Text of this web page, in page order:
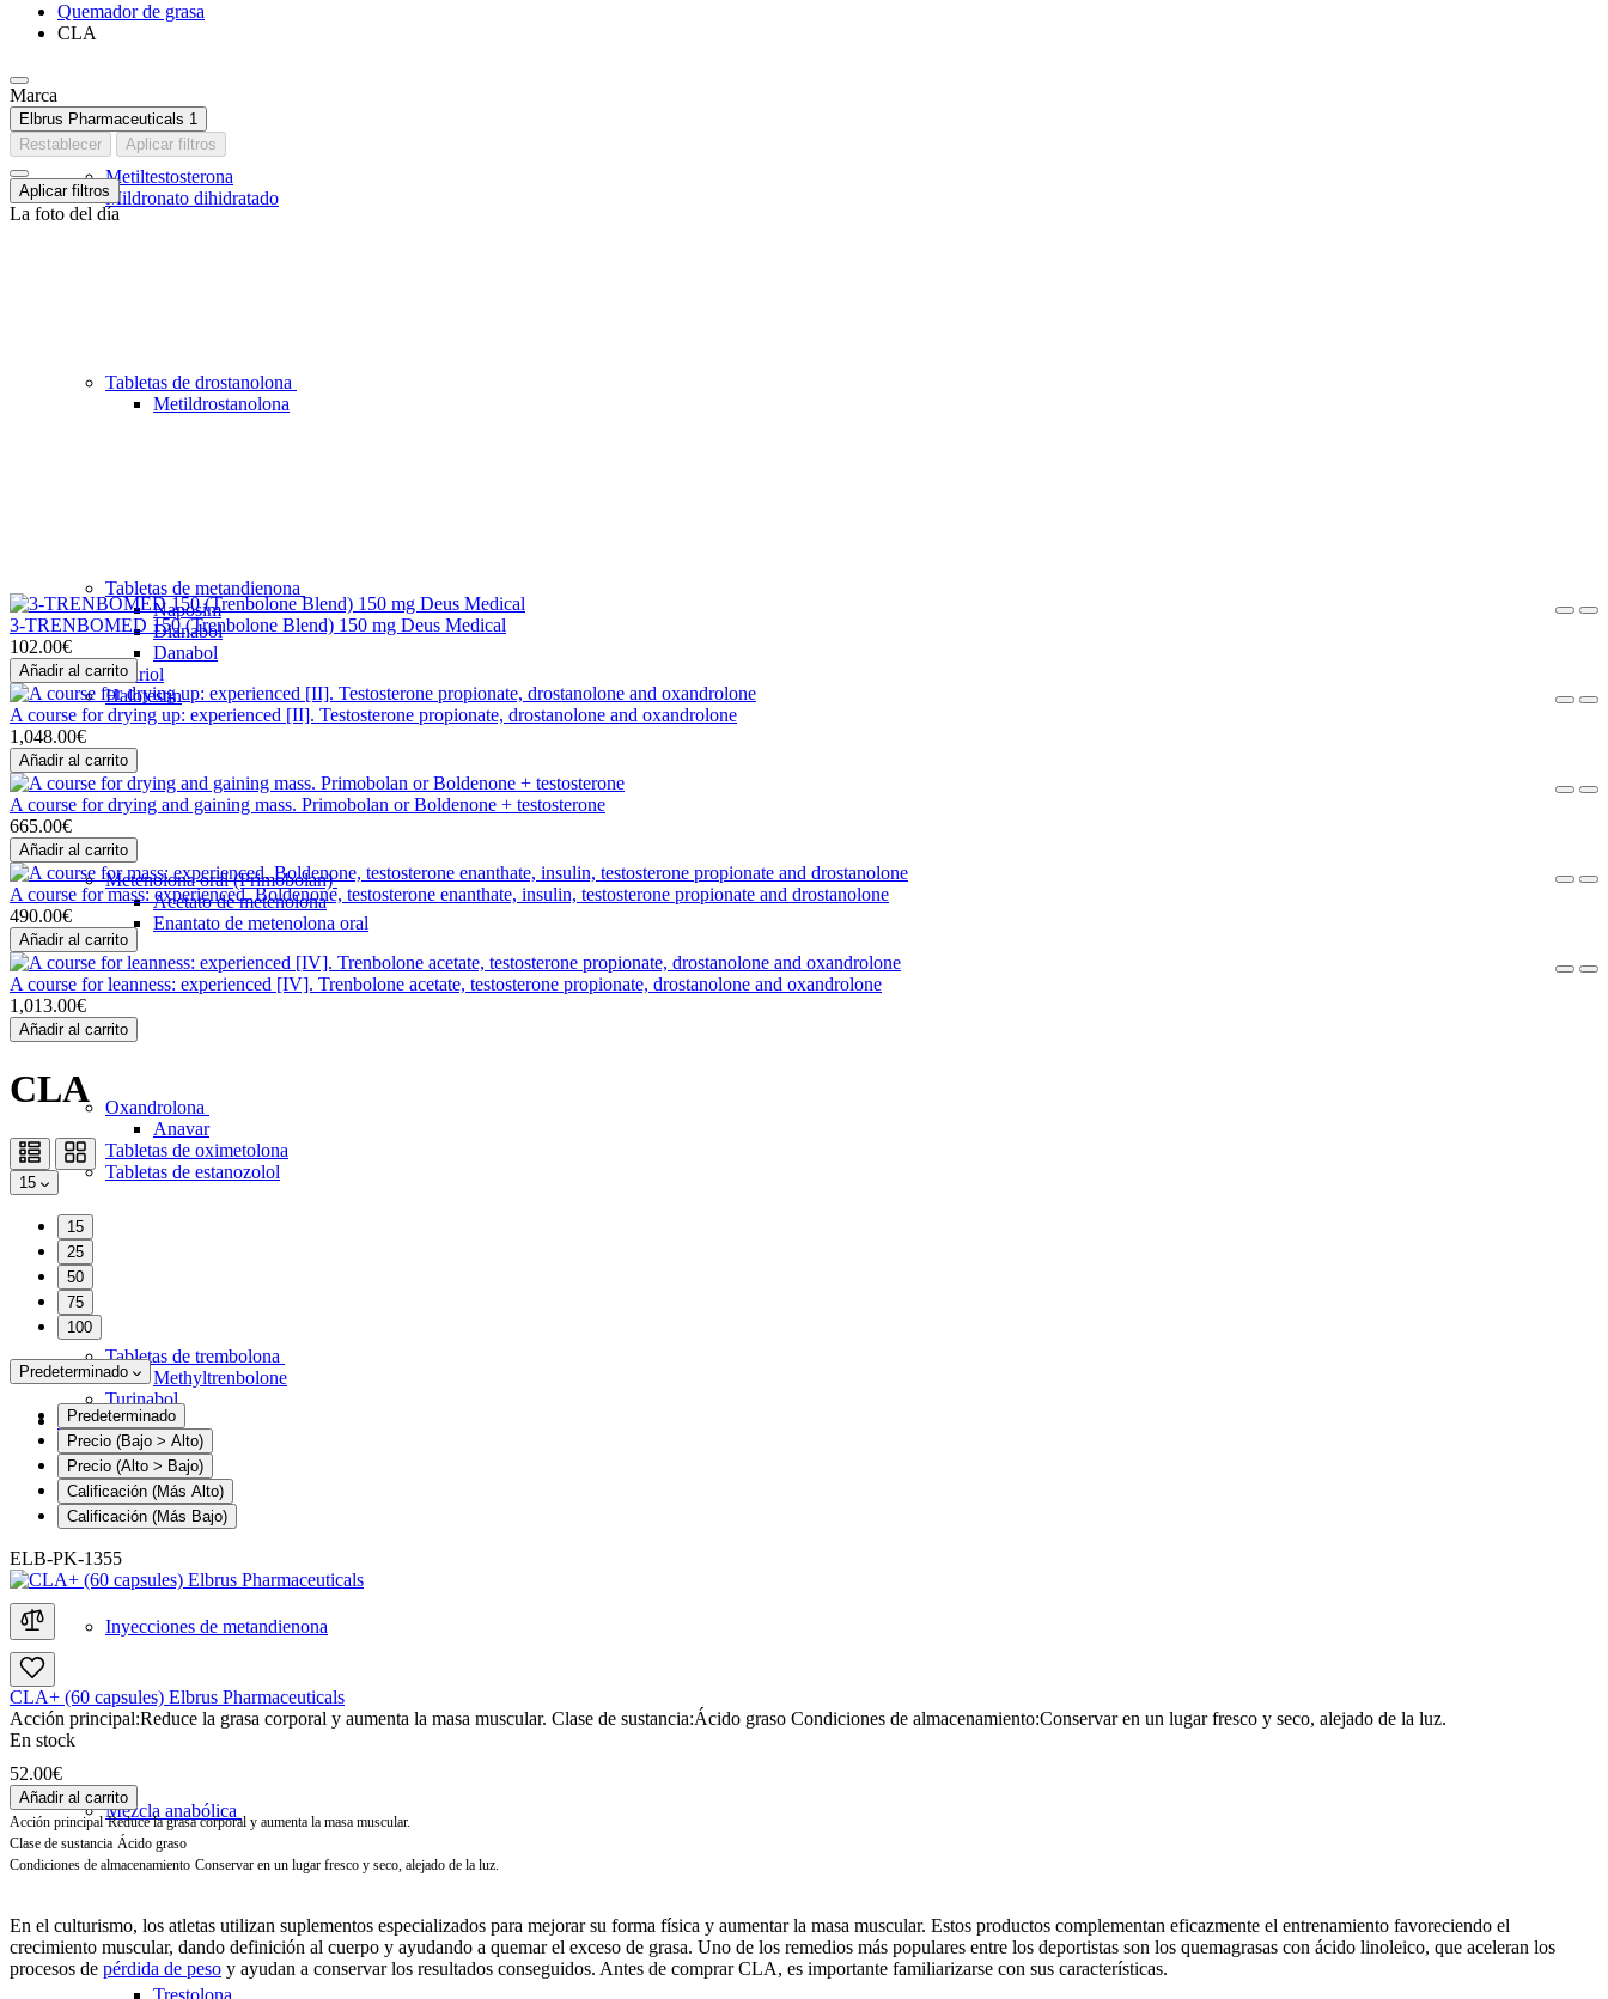
Metiltestosterona
Mildronato dihidratado
Tabletas de drostanolona
Metildrostanolona
Tabletas de metandienona
Naposim
Dianabol
Danabol
Andriol
Halotestin
Metenolona oral (Primobolan)
Acetato de metenolona
Enantato de metenolona oral
Oxandrolona
Anavar
Tabletas de oximetolona
Tabletas de estanozolol
Tabletas de trembolona
Methyltrenbolone
Turinabol
Inyecciones
Inyecciones de metandienona
Mezcla anabólica
Trestolona
Quemador de grasa
CLA
Marca
Elbrus Pharmaceuticals 1
Restablecer
Aplicar filtros
Aplicar filtros
La foto del día
3-TRENBOMED 150 (Trenbolone Blend) 150 mg Deus Medical
102.00€
Añadir al carrito
A course for drying up: experienced [II]. Testosterone propionate, drostanolone and oxandrolone
1,048.00€
Añadir al carrito
A course for drying and gaining mass. Primobolan or Boldenone + testosterone
665.00€
Añadir al carrito
A course for mass: experienced. Boldenone, testosterone enanthate, insulin, testosterone propionate and drostanolone
490.00€
Añadir al carrito
A course for leanness: experienced [IV]. Trenbolone acetate, testosterone propionate, drostanolone and oxandrolone
1,013.00€
Añadir al carrito
CLA
15
15
25
50
75
100
Predeterminado
Predeterminado
Precio (Bajo > Alto)
Precio (Alto > Bajo)
Calificación (Más Alto)
Calificación (Más Bajo)
ELB-PK-1355
CLA+ (60 capsules) Elbrus Pharmaceuticals
Acción principal:Reduce la grasa corporal y aumenta la masa muscular. Clase de sustancia:Ácido graso Condiciones de almacenamiento:Conservar en un lugar fresco y seco, alejado de la luz.
En stock
52.00€
Añadir al carrito
Acción principal Reduce la grasa corporal y aumenta la masa muscular.
Clase de sustancia Ácido graso
Condiciones de almacenamiento Conservar en un lugar fresco y seco, alejado de la luz.
En el culturismo, los atletas utilizan suplementos especializados para mejorar su forma física y aumentar la masa muscular. Estos productos complementan eficazmente el entrenamiento favoreciendo el
crecimiento muscular, dando definición al cuerpo y ayudando a quemar el exceso de grasa. Uno de los remedios más populares entre los deportistas son los quemagrasas con ácido linoleico, que aceleran los
procesos de pérdida de peso y ayudan a conservar los resultados conseguidos. Antes de comprar CLA, es importante familiarizarse con sus características.